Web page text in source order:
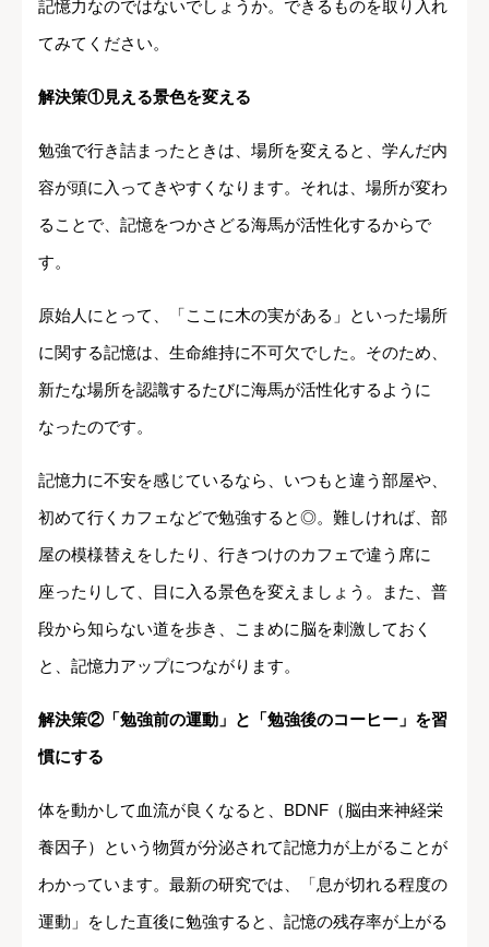
記憶力なのではないでしょうか。できるものを取り入れ
てみてください。
解決策①見える景色を変える
勉強で行き詰まったときは、場所を変えると、学んだ内
容が頭に入ってきやすくなります。それは、場所が変わ
ることで、記憶をつかさどる海馬が活性化するからで
す。
原始人にとって、「ここに木の実がある」といった場所
に関する記憶は、生命維持に不可欠でした。そのため、
新たな場所を認識するたびに海馬が活性化するように
なったのです。
記憶力に不安を感じているなら、いつもと違う部屋や、
初めて行くカフェなどで勉強すると◎。難しければ、部
屋の模様替えをしたり、行きつけのカフェで違う席に
座ったりして、目に入る景色を変えましょう。また、普
段から知らない道を歩き、こまめに脳を刺激しておく
と、記憶力アップにつながります。
解決策②「勉強前の運動」と「勉強後のコーヒー」を習
慣にする
体を動かして血流が良くなると、BDNF（脳由来神経栄
養因子）という物質が分泌されて記憶力が上がることが
わかっています。最新の研究では、「息が切れる程度の
運動」をした直後に勉強すると、記憶の残存率が上がる